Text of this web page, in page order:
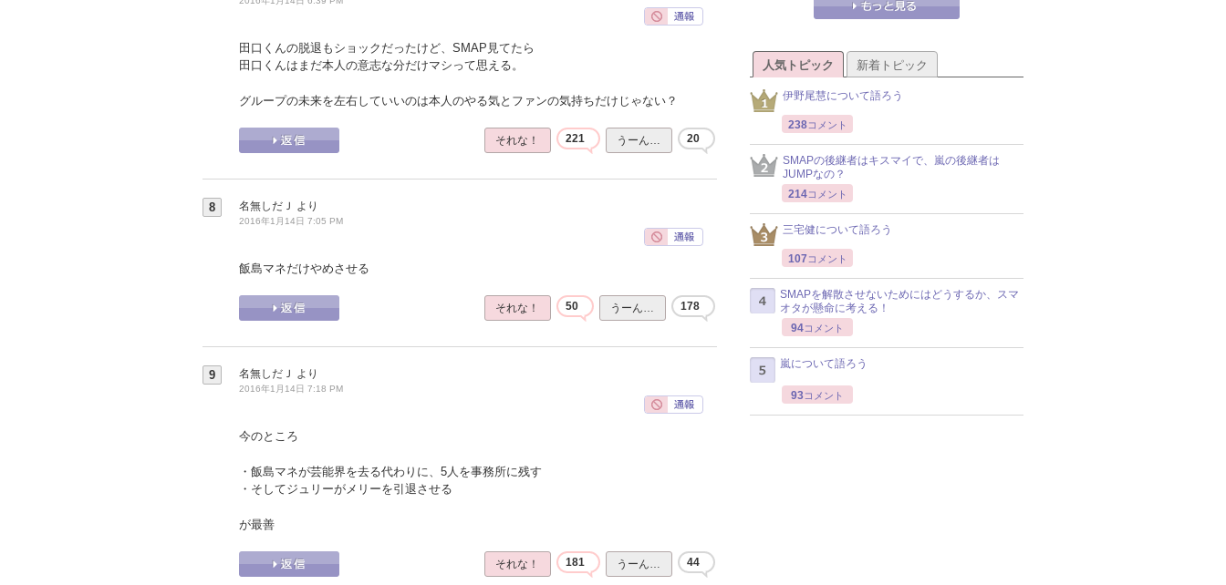
田口くんの脱退もショックだったけど、SMAP見てたら
田口くんはまだ本人の意志な分だけマシって思える。
グループの未来を左右していいのは本人のやる気とファンの気持ちだけじゃない？
それな！ 221 うーん… 20
8 名無しだＪ より
2016年1月14日 7:05 PM
飯島マネだけやめさせる
それな！ 50 うーん… 178
9 名無しだＪ より
2016年1月14日 7:18 PM
今のところ
・飯島マネが芸能界を去る代わりに、5人を事務所に残す
・そしてジュリーがメリーを引退させる
が最善
それな！ 181 うーん… 44
人気トピック 新着トピック
伊野尾慧について語ろう
238コメント
SMAPの後継者はキスマイで、嵐の後継者は
JUMPなの？
214コメント
三宅健について語ろう
107 コメント
SMAPを解散させないためにはどうするか、スマ
オタが懸命に考える！
94コメント
嵐について語ろう
93コメント